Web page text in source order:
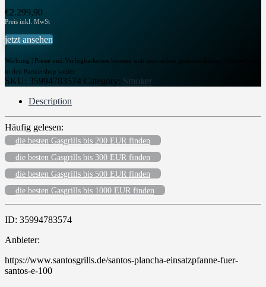
€2.299,90
jetzt ansehen
Werbung | Preise und Verfügbarkeiten können sich inzwischen geändert haben. | Button leitet
in den Partnershop weiter.
SKU: 35994783574 Category: Smoker
Description
Häufig gelesen:
die besten Gasgrills bis 200 EUR finden
die besten Gasgrills bis 300 EUR finden
die besten Gasgrills bis 500 EUR finden
die besten Gasgrills bis 1000 EUR finden
ID: 35994783574
Anbieter:
https://www.santosgrills.de/santos-plancha-einsatzpfanne-fuer-
santos-e-100